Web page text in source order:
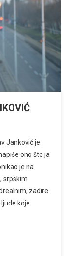
Janković je
ono što ja
je na
srpskim
zadire
koje